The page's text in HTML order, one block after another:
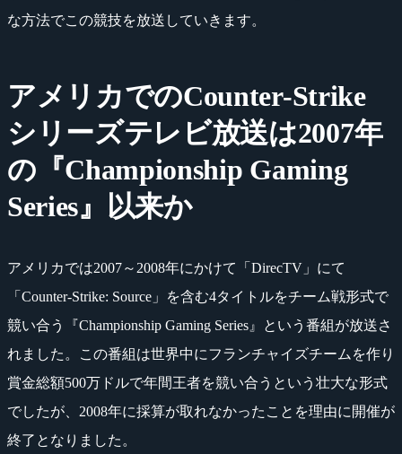
な方法でこの競技を放送していきます。
アメリカでのCounter-Strike
シリーズテレビ放送は2007年
の『Championship Gaming
Series』以来か
アメリカでは2007～2008年にかけて「DirecTV」にて
「Counter-Strike: Source」を含む4タイトルをチーム戦形式で
競い合う『Championship Gaming Series』という番組が放送さ
れました。この番組は世界中にフランチャイズチームを作り
賞金総額500万ドルで年間王者を競い合うという壮大な形式
でしたが、2008年に採算が取れなかったことを理由に開催が
終了となりました。